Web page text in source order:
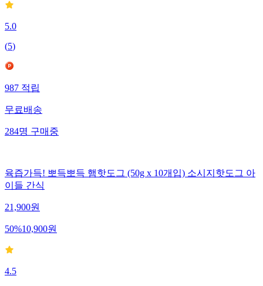
5.0
(5)
987적립
무료배송
284명구매중
육즙가득! 뽀득뽀득 햄핫도그 (50g x 10개입) 소시지핫도그 아
이들 간식
21,900원
50%10,900원
4.5